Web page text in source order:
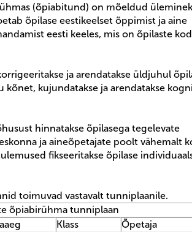
(õpiabitund) on mõeldud
õpilase eestikeelset õppimist ja aine
eesti keeles, mis on õpilaste
ja arendatakse üldjuhul
kõnet, kujundatakse ja arendatakse
hinnatakse õpilasega tegelevate
ja aineõpetajate poolt vähemalt
fikseeritakse õpilase
toimuvad vastavalt tunniplaanile.
õpiabirühma tunniplaan
Klass
Õpetaja